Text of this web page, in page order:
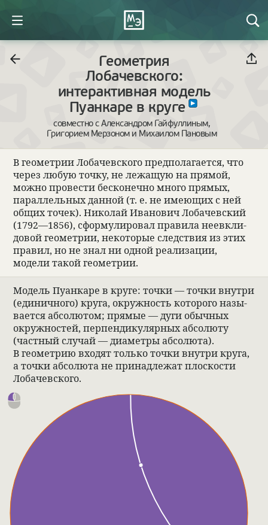
Геометрия
Лобачевского:
интерактивная модель
Пуанкаре в круге
совместно с Александром Гайфуллиным,
Григорием Мерзоном и Михаилом Пановым
В геомет­рии Лоба­чев­ского предпо­лага­ется, что
через любую точку, не лежащую на прямой,
можно про­ве­сти бес­ко­нечно много прямых,
парал­лель­ных дан­ной (т. е. не имеющих с ней
общих точек). Нико­лай Ива­но­вич Лоба­чев­ский
(1792—1856), сформу­ли­ро­вал пра­вила неев­кли­
до­вой геомет­рии, неко­то­рые след­ствия из этих
пра­вил, но не знал ни одной реа­ли­за­ции,
модели такой геомет­рии.
Модель Пуан­каре в круге: точки — точки внутри
(еди­нич­ного) круга, окруж­ность кото­рого назы­
ва­ется абсо­лю­том; прямые — дуги обыч­ных
окруж­но­стей, перпен­ди­ку­ляр­ных абсо­люту
(част­ный слу­чай — диаметры абсо­люта).
В геомет­рию вхо­дят только точки внутри круга,
а точки абсо­люта не при­над­лежат плос­ко­сти
Лоба­чев­ского.